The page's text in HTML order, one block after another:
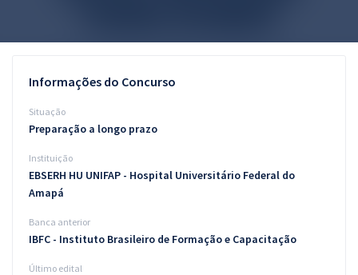
Blog
Aprovados
Informações do Concurso
Situação
Preparação a longo prazo
Instituição
EBSERH HU UNIFAP - Hospital Universitário Federal do
Amapá
Banca anterior
IBFC - Instituto Brasileiro de Formação e Capacitação
Último edital